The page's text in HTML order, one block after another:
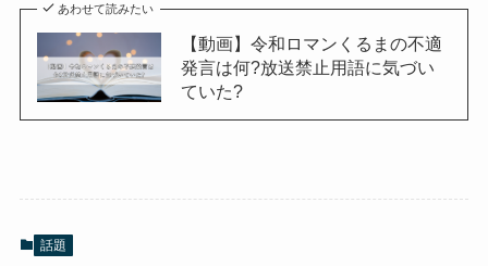
あわせて読みたい
【動画】令和ロマンくるまの不適
発言は何?放送禁止用語に気づい
ていた?
話題